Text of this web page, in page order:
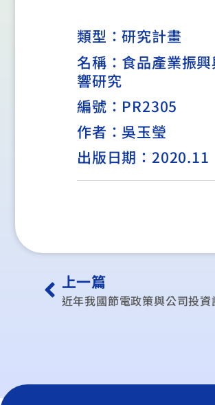
類型：研究計畫
名稱：食品產業振
響研究
編號：PR2305
作者：吳玉瑩
出版日期：2020.11
上一篇
近年我國節電政策與公司投